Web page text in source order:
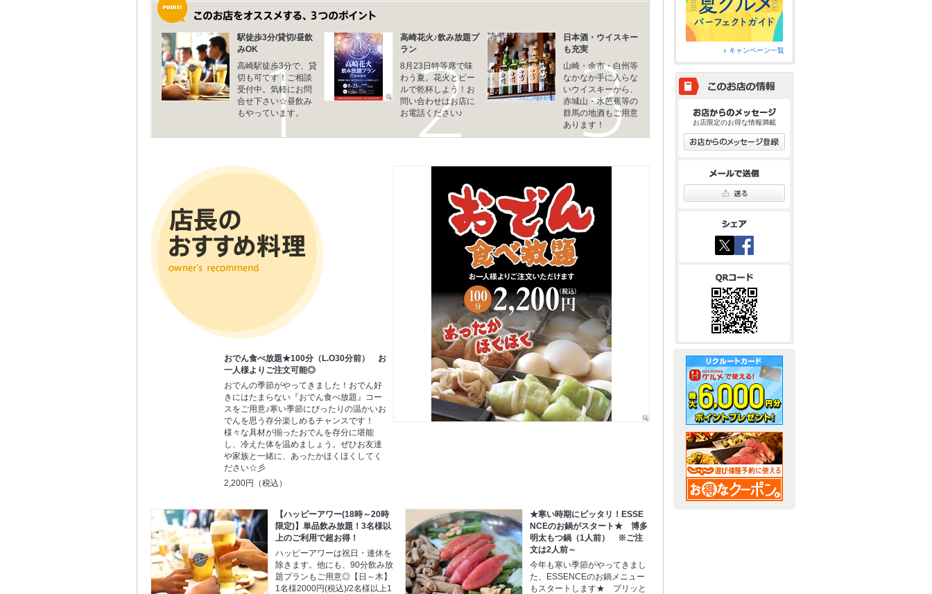
駅徒歩3分/貸切/昼飲
みOK
高崎駅徒歩3分で、貸
切も可です！ご相談
受付中。気軽にお問
合せ下さい☆昼飲み
もやっています。
高崎花火♪飲み放題プ
ラン
8月23日特等席で味
わう夏。花火とビー
ルで乾杯しよう！お
問い合わせはお店に
お電話ください♪
日本酒・ウイスキー
も充実
山崎・余市・白州等
なかなか手に入らな
いウイスキーから、
赤城山・水芭蕉等の
群馬の地酒もご用意
あります！
おでん食べ放題★100分（L.O30分前） お
一人様よりご注文可能◎
おでんの季節がやってきました！おでん好
きにはたまらない『おでん食べ放題』コー
スをご用意♪寒い季節にぴったりの温かいお
でんを思う存分楽しめるチャンスです！
様々な具材が揃ったおでんを存分に堪能
し、冷えた体を温めましょう。ぜひお友達
や家族と一緒に、あったかほくほくしてく
ださい☆彡
2,200円（税込）
【ハッピーアワー(18時～20時
限定)】単品飲み放題！3名様以
上のご利用で超お得！
ハッピーアワーは祝日・連休を
除きます。他にも、90分飲み放
題プランもご用意◎【日～木】
1名様2000円(税込)/2名様以上1
★寒い時期にピッタリ！ESSE
NCEのお鍋がスタート★ 博多
明太もつ鍋（1人前） ※ご注
文は2人前～
今年も寒い季節がやってきまし
た、ESSENCEのお鍋メニュー
もスタートします★ プリッと
キャンペーン一覧
お店限定のお得な情報満載